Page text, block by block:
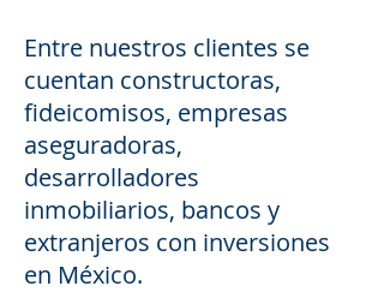
Entre nuestros clientes se
cuentan constructoras,
fideicomisos, empresas
aseguradoras,
desarrolladores
inmobiliarios, bancos y
extranjeros con inversiones
en México.